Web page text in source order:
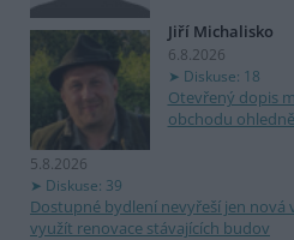
Jiří Michalisko
6.8.2026
Diskuse: 18
Otevřený dopis
obchodu
5.8.2026
Diskuse: 39
Dostupné bydlení nevyřeší jen nová
využít renovace stávajících budov